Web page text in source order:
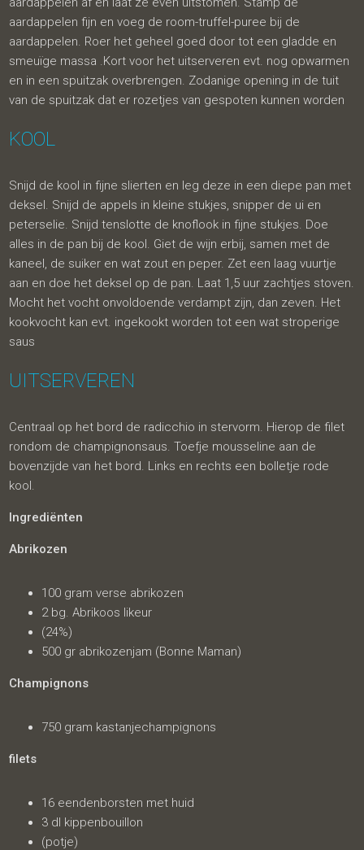
aardappelen fijn en voeg de room-truffel-puree bij de
aardappelen. Roer het geheel goed door tot een gladde en
smeuïge massa .Kort voor het uitserveren evt. nog opwarmen
en in een spuitzak overbrengen. Zodanige opening in de tuit
van de spuitzak dat er rozetjes van gespoten kunnen worden
KOOL
Snijd de kool in fijne slierten en leg deze in een diepe pan met
deksel. Snijd de appels in kleine stukjes, snipper de ui en
peterselie. Snijd tenslotte de knoflook in fijne stukjes. Doe
alles in de pan bij de kool. Giet de wijn erbij, samen met de
kaneel, de suiker en wat zout en peper. Zet een laag vuurtje
aan en doe het deksel op de pan. Laat 1,5 uur zachtjes stoven.
Mocht het vocht onvoldoende verdampt zijn, dan zeven. Het
kookvocht kan evt. ingekookt worden tot een wat stroperige
saus
UITSERVEREN
Centraal op het bord de radicchio in stervorm. Hierop de filet
rondom de champignonsaus. Toefje mousseline aan de
bovenzijde van het bord. Links en rechts een bolletje rode
kool.
Ingrediënten
Abrikozen
100 gram verse abrikozen
2 bg. Abrikoos likeur
(24%)
500 gr abrikozenjam (Bonne Maman)
Champignons
750 gram kastanjechampignons
filets
16 eendenborsten met huid
3 dl kippenbouillon
(potje)